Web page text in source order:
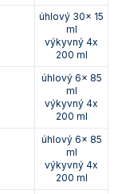
úhlový 30x 15
ml
výkyvný 4x
200 ml
úhlový 6x 85
ml
výkyvný 4x
200 ml
úhlový 6x 85
ml
výkyvný 4x
200 ml